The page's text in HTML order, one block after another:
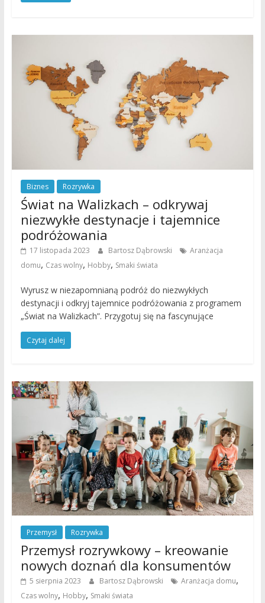
Biznes Rozrywka
Świat na Walizkach – odkrywaj
niezwykłe destynacje i tajemnice
podróżowania
17 listopada 2023 Bartosz Dąbrowski
Aranżacja
domu, Czas wolny, Hobby, Smaki świata
Wyrusz w niezapomnianą podróż do niezwykłych
destynacji i odkryj tajemnice podróżowania z programem
„Świat na Walizkach”. Przygotuj się na fascynujące
Czytaj dalej
Przemysł Rozrywka
Przemysł rozrywkowy – kreowanie
nowych doznań dla konsumentów
5 sierpnia 2023 Bartosz Dąbrowski Aranżacja domu,
Czas wolny, Hobby, Smaki świata